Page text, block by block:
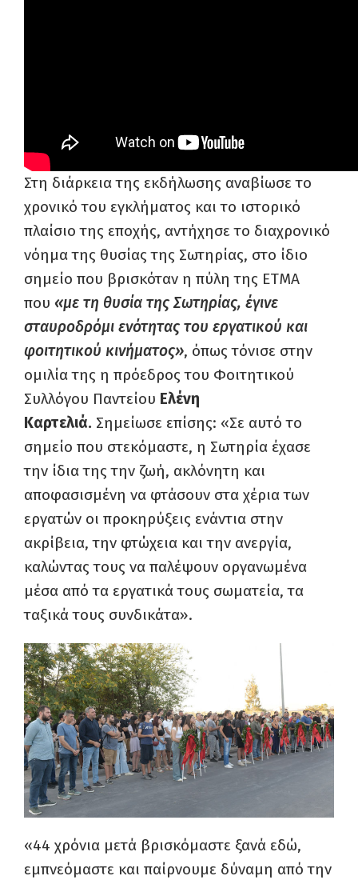
Στη διάρκεια της εκδήλωσης αναβίωσε το
χρονικό του εγκλήματος και το ιστορικό
πλαίσιο της εποχής, αντήχησε το διαχρονικό
νόημα της θυσίας της Σωτηρίας, στο ίδιο
σημείο που βρισκόταν η πύλη της ΕΤΜΑ
που «με τη θυσία της Σωτηρίας, έγινε
σταυροδρόμι ενότητας του εργατικού και
φοιτητικού κινήματος», όπως τόνισε στην
ομιλία της η πρόεδρος του Φοιτητικού
Συλλόγου Παντείου Ελένη
Καρτελιά. Σημείωσε επίσης: «Σε αυτό το
σημείο που στεκόμαστε, η Σωτηρία έχασε
την ίδια της την ζωή, ακλόνητη και
αποφασισμένη να φτάσουν στα χέρια των
εργατών οι προκηρύξεις ενάντια στην
ακρίβεια, την φτώχεια και την ανεργία,
καλώντας τους να παλέψουν οργανωμένα
μέσα από τα εργατικά τους σωματεία, τα
ταξικά τους συνδικάτα».
«44 χρόνια μετά βρισκόμαστε ξανά εδώ,
εμπνεόμαστε και παίρνουμε δύναμη από την